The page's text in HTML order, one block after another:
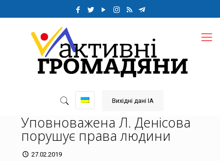
Вихідні дані ІА
Уповноважена Л. Денісова
порушує права людини
27.02.2019